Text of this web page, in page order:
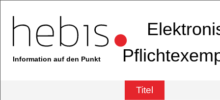
Information auf den Punkt
Titel